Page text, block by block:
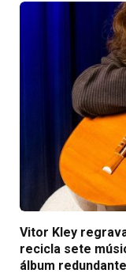
Vitor Kley
recicla sete
álbum redundante